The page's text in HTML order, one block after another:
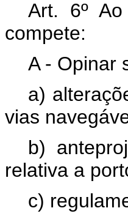
Art. 6º Ao
compete:
A - Opinar
a)
vias
b)
relativa a
c)